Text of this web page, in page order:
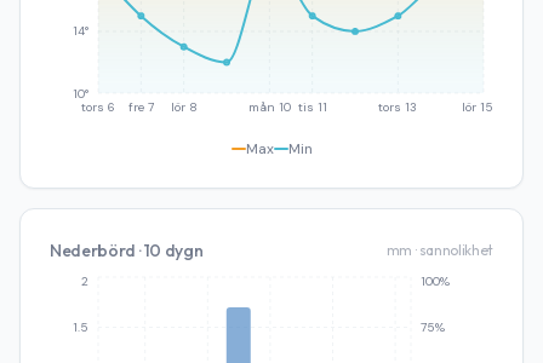
tors 6 fre 7 lör 8 mån 10 tis 11 tors 13 lör 15
10°
14°
Max Min
Nederbörd · 10 dygn mm · sannolikhet
1.5
2
75%
100%